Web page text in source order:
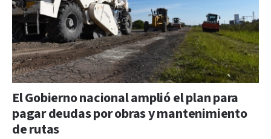
El Gobierno nacional amplió el plan para
pagar deudas por obras y mantenimiento
de rutas